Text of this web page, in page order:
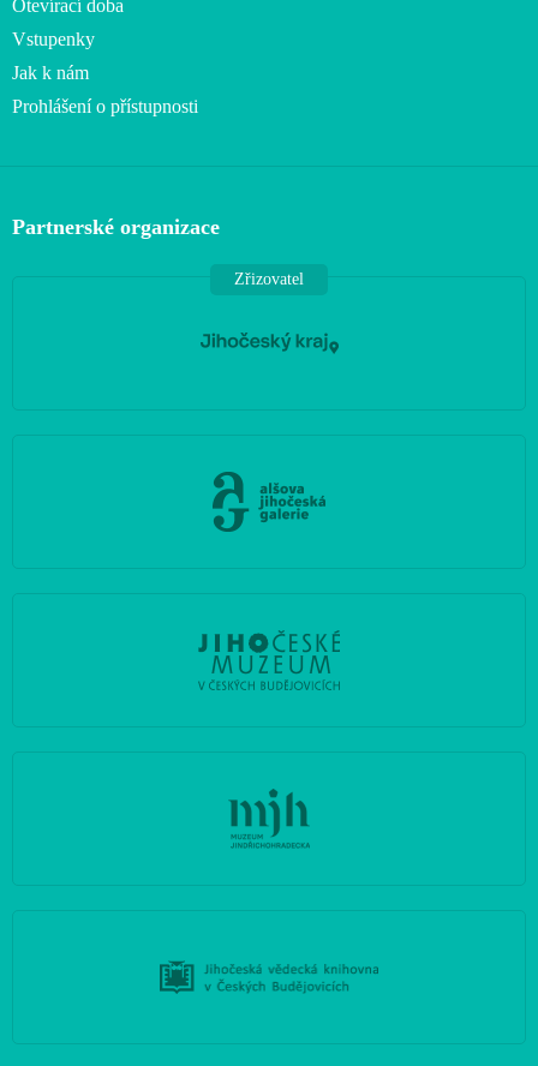
Otevírací doba
Vstupenky
Jak k nám
Prohlášení o přístupnosti
Partnerské organizace
Zřizovatel